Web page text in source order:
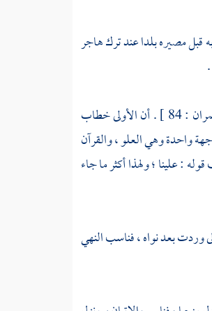
هاجر
.
[ آل عمران : 84 ] . أن الأولى خطاب
واحدة وهي العلو ، والقرآن
: علينا ؛ ولهذا أكثر ما جاء
الأولى وردت بعد نواه ، فناسب النهي